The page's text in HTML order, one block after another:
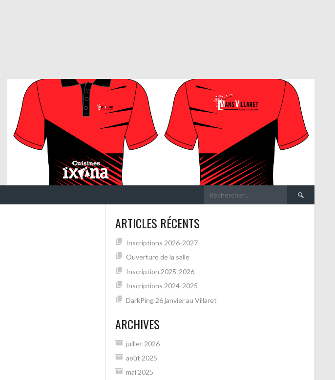
Rechercher :
ARTICLES RÉCENTS
Inscriptions 2026-2027
Ouverture de la salle
Inscription 2025-2026
Inscriptions 2024-2025
DarkPing 26 janvier au Villaret
ARCHIVES
juillet 2026
août 2025
mai 2025